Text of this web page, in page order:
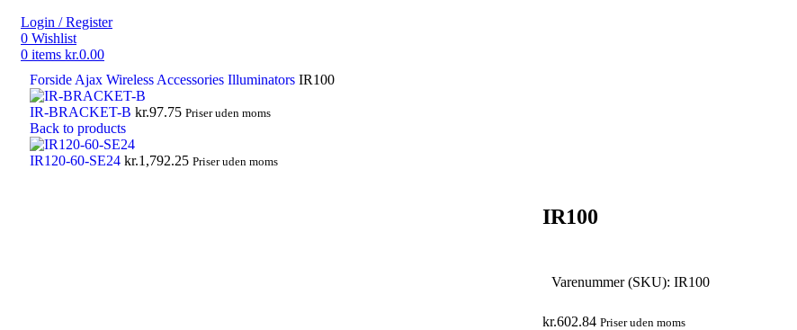
Login / Register
0 Wishlist
0 items kr.0.00
Forside Ajax Wireless Accessories Illuminators IR100
IR-BRACKET-B kr.97.75 Priser uden moms
Back to products
IR120-60-SE24 kr.1,792.25 Priser uden moms
IR100
Varenummer (SKU): IR100
kr.602.84 Priser uden moms